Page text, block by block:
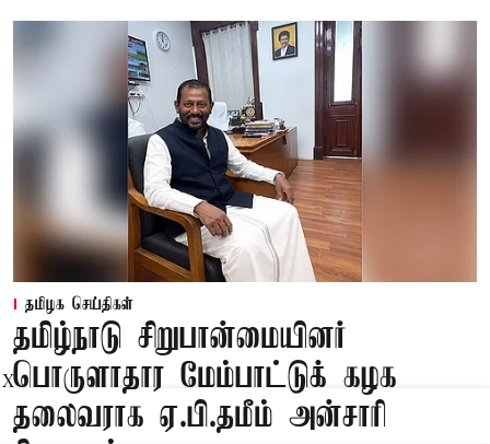
தமிழக செய்திகள்
தமிழ்நாடு சிறுபான்மையினர்
பொருளாதார மேம்பாட்டுக் கழக
தலைவராக ஏ.பி.தமீம் அன்சாரி
X